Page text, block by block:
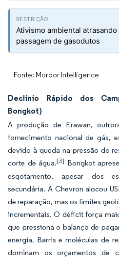
Ativismo ambiental
passagem de gasodutos
Fonte: Mordor Intelligence
Declínio Rápido dos
Bongkot)
A produção de Erawan,
fornecimento nacional de gás,
devido à queda na pressão do
corte de água.[3] Bongkot
esgotamento, apesar dos
secundária. A Chevron alocou
de reparação, mas os limites
incrementais. O déficit força
que pressiona o balanço de
energia. Barris e moléculas de
dominam os orçamentos de